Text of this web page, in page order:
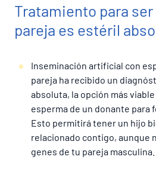
Tratamiento para
pareja es estéril
Inseminación artificial con
pareja ha recibido un
absoluta, la opción más
esperma de un donante para
Esto permitirá tener un hijo
relacionado contigo, aunque
genes de tu pareja masculina.